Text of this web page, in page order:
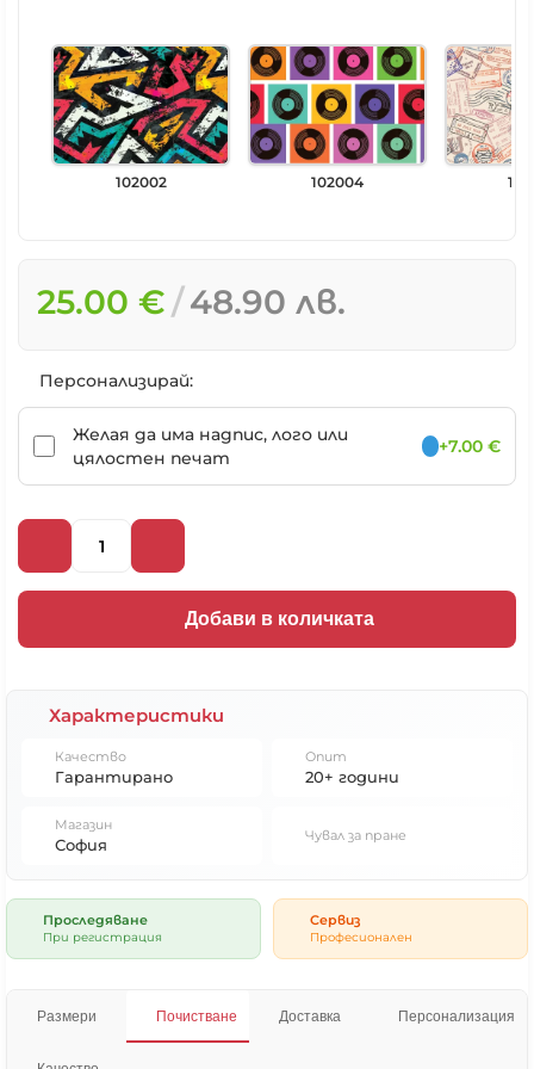
102002 102004
25.00 € 48.90 лв.
Персонализирай:
Желая да има надпис, лого или
цялостен печат
+7.00 €
Добави в количката
Характеристики
Качество
Гарантирано
Опит
20+ години
Магазин
София Чувал за пране
Проследяване
При регистрация
Сервиз
Професионален
Размери Почистване Доставка Персонализация